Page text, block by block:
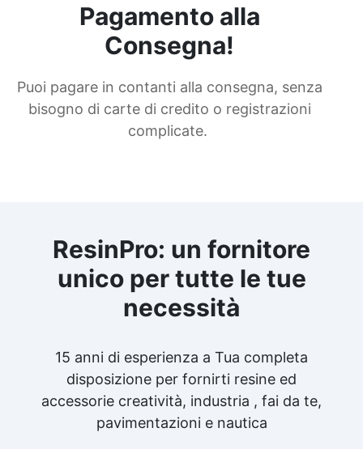
Pagamento alla
Consegna!
Puoi pagare in contanti alla consegna, senza
bisogno di carte di credito o registrazioni
complicate.
ResinPro: un fornitore
unico per tutte le tue
necessità
15 anni di esperienza a Tua completa
disposizione per fornirti resine ed
accessorie creatività, industria , fai da te,
pavimentazioni e nautica